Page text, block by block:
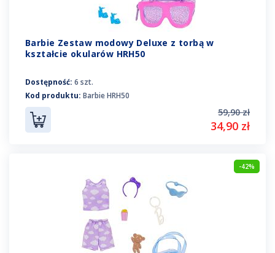
Barbie Zestaw modowy Deluxe z torbą w
kształcie okularów HRH50
Dostępność: 6 szt.
Kod produktu: Barbie HRH50
59,90 zł
34,90 zł
-42%